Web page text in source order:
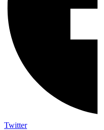
Twitter